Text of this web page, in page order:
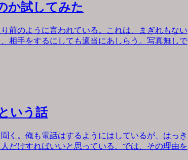
か試してみた
前のように言われている。これは、まぎれもない
相手をするにしても適当にあしらう。写真無しで
いう話
く。俺も電話はするようにはしているが、はっき
だけすればいいと思っている。では、その理由を